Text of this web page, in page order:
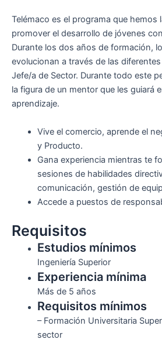
Telémaco es el programa que hemos
promover el desarrollo de jóvenes
Durante los dos años de formación,
evolucionan a través de las
Jefe/a de Sector. Durante todo este
la figura de un mentor que les guiará
aprendizaje.
Vive el comercio, aprende el
y Producto.
Gana experiencia mientras te
sesiones de habilidades
comunicación, gestión de
Accede a puestos de
Requisitos
Estudios mínimos
Ingeniería Superior
Experiencia mínima
Más de 5 años
Requisitos mínimos
– Formación Universitaria
sector